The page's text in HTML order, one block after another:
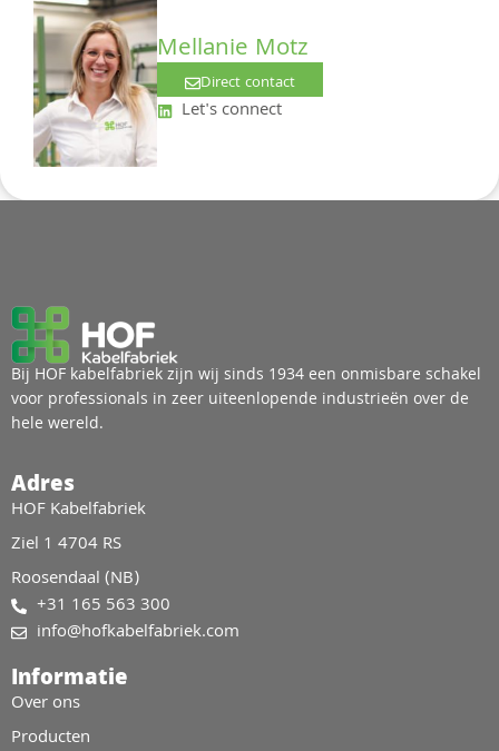
Mellanie Motz
Direct contact
Let's connect
Bij HOF kabelfabriek zijn wij sinds 1934 een onmisbare schakel
voor professionals in zeer uiteenlopende industrieën over de
hele wereld.
Adres
HOF Kabelfabriek
Ziel 1 4704 RS
Roosendaal (NB)
+31 165 563 300
info@hofkabelfabriek.com
Informatie
Over ons
Producten